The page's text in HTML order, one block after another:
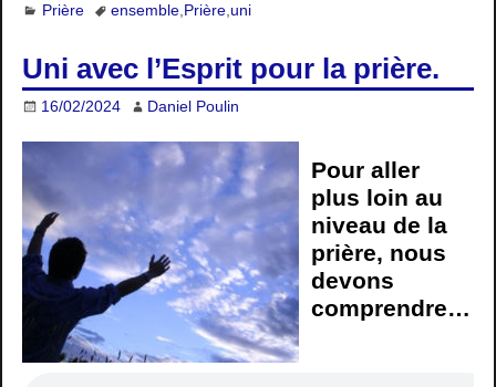
Prière ensemble, Prière, uni
Uni avec l’Esprit pour la prière.
16/02/2024 Daniel Poulin
Pour aller
plus loin au
niveau de la
prière, nous
devons
comprendre…